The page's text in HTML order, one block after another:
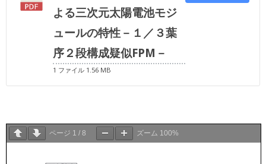
よる三次元太陽電池モジ
ュールの特性－１／３葉
序２段構成疑似FPM－
1 ファイル 1.56 MB
ページ 1 / 8 ズーム 100%